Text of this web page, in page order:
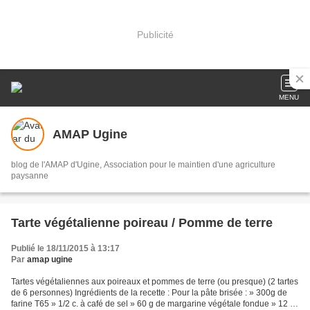
Publicité
MENU
AMAP Ugine
blog de l'AMAP d'Ugine, Association pour le maintien d'une agriculture
paysanne
Tarte végétalienne poireau / Pomme de terre
Publié le 18/11/2015 à 13:17
Par amap ugine
Tartes végétaliennes aux poireaux et pommes de terre (ou presque) (2 tartes
de 6 personnes) Ingrédients de la recette : Pour la pâte brisée : » 300g de
farine T65 » 1/2 c. à café de sel » 60 g de margarine végétale fondue » 12 cl